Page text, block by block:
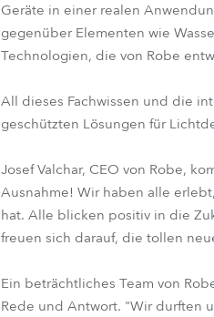
Geräte in einer realen
gegenüber Elementen wie
Technologien, die von Robe
All dieses Fachwissen und die
geschützten Lösungen für
Josef Valchar, CEO von Robe,
Ausnahme! Wir haben alle
hat. Alle blicken positiv in die
freuen sich darauf, die tollen
Ein beträchtliches Team von
Rede und Antwort. "Wir durften